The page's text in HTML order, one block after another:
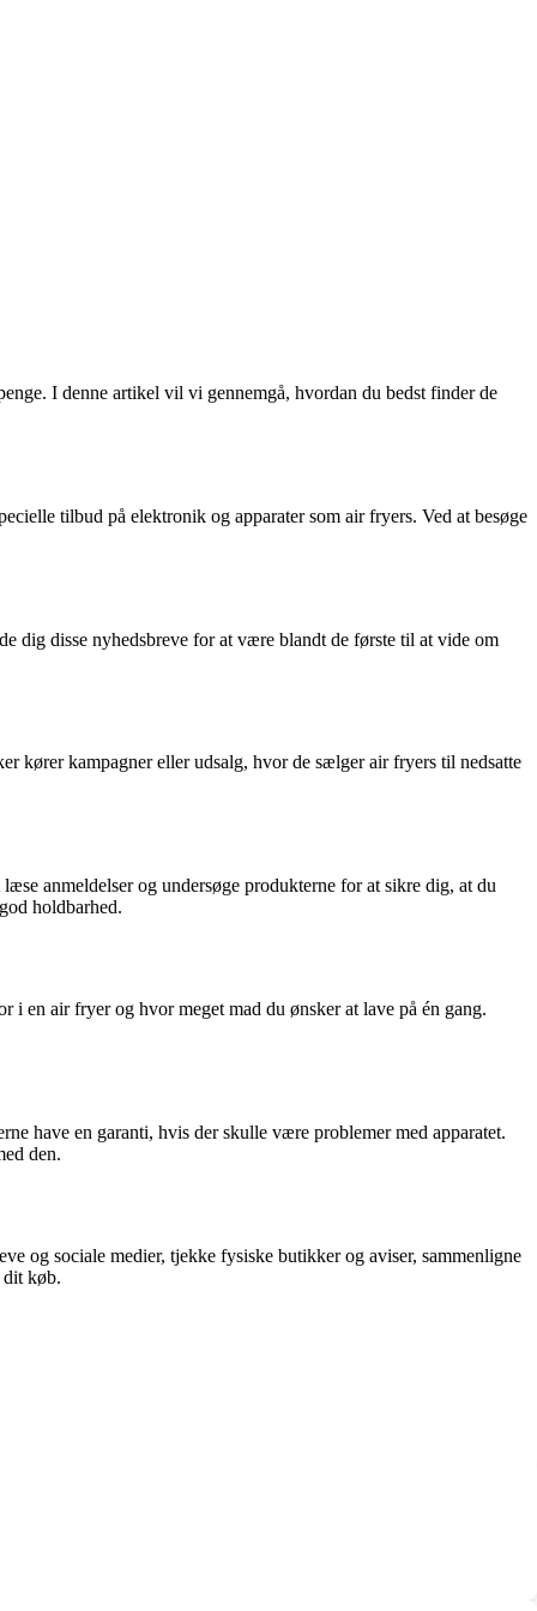
I denne artikel vil vi gennemgå, hvordan du bedst finder de
tilbud på elektronik og apparater som air fryers. Ved at besøge
dig disse nyhedsbreve for at være blandt de første til at vide om
kører kampagner eller udsalg, hvor de sælger air fryers til nedsatte
anmeldelser og undersøge produkterne for at sikre dig, at du
holdbarhed.
en air fryer og hvor meget mad du ønsker at lave på én gang.
have en garanti, hvis der skulle være problemer med apparatet.
den.
og sociale medier, tjekke fysiske butikker og aviser, sammenligne
dit køb.